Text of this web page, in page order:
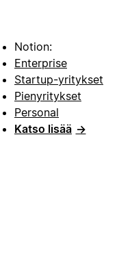
Notion:
Enterprise
Startup-yritykset
Pienyritykset
Personal
Katso lisää →